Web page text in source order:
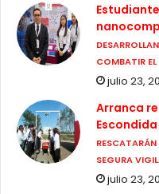
COMBATIR
julio 23,
Arranca
SEGURA
julio 23,